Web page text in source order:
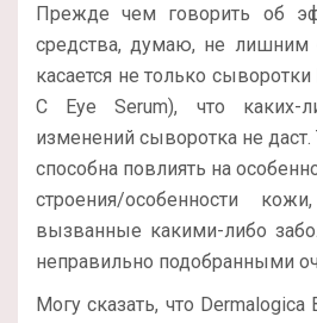
Прежде чем говорить об
средства, думаю, не лишним
касается не только
C Eye Serum), что каких-
изменений сыворотка не
способна повлиять на
строения/особенности
вызванные какими-либо
неправильно подобранными
Могу сказать, что Dermalogica